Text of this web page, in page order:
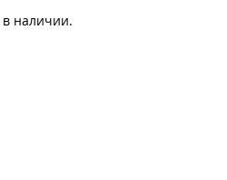
в наличии.